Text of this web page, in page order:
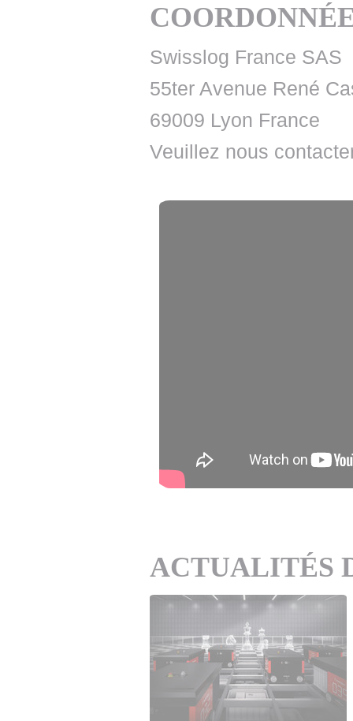
Swisslog France SAS
55ter Avenue René
69009 Lyon France
Veuillez nous
ACTUALITÉS